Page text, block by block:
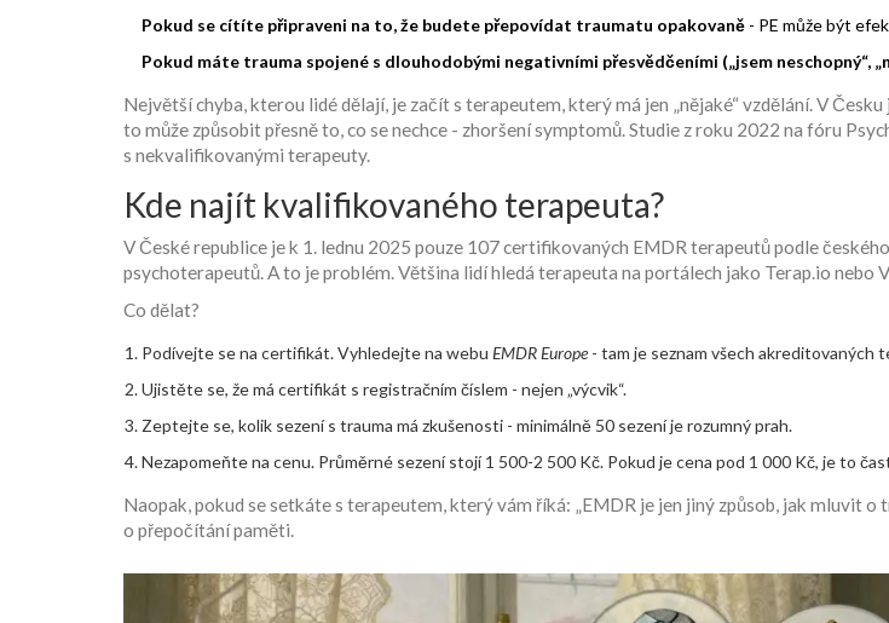
Pokud se cítíte připraveni na to, že budete přepovídat traumatu opakovaně - PE může být
Pokud máte trauma spojené s dlouhodobými negativními přesvědčeními („jsem neschopný“,
Největší chyba, kterou lidé dělají, je začít s terapeutem, který má jen „nějaké“ vzdělání. V
to může způsobit přesně to, co se nechce - zhoršení symptomů. Studie z roku 2022 na fóru
s nekvalifikovanými terapeuty.
Kde najít kvalifikovaného terapeuta?
V České republice je k 1. lednu 2025 pouze 107 certifikovaných EMDR terapeutů podle
psychoterapeutů. A to je problém. Většina lidí hledá terapeuta na portálech jako Terap.io nebo
Co dělat?
Podívejte se na certifikát. Vyhledejte na webu EMDR Europe - tam je seznam všech akreditovaných
Ujistěte se, že má certifikát s registračním číslem - nejen „výcvik“.
Zeptejte se, kolik sezení s trauma má zkušenosti - minimálně 50 sezení je rozumný prah.
Nezapomeňte na cenu. Průměrné sezení stojí 1 500-2 500 Kč. Pokud je cena pod 1 000 Kč, je to
Naopak, pokud se setkáte s terapeutem, který vám říká: „EMDR je jen jiný způsob, jak mluvit
o přepočítání paměti.